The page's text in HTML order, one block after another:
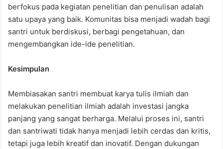
berfokus pada kegiatan penelitian dan penulisan adalah
satu upaya yang baik. Komunitas bisa menjadi wadah bagi
santri untuk berdiskusi, berbagi pengetahuan, dan
mengembangkan ide-ide penelitian.
Kesimpulan
Membiasakan santri membuat karya tulis ilmiah dan
melakukan penelitian ilmiah adalah investasi jangka
panjang yang sangat berharga. Melalui proses ini, santri
dan santriwati tidak hanya menjadi lebih cerdas dan kritis,
tetapi juga lebih kreatif dan inovatif. Dengan dukungan